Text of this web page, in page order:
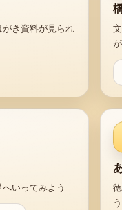
き資料が見られ
いってみよう